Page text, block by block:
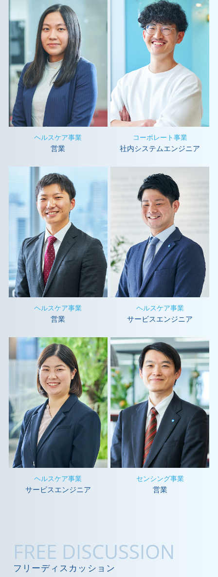
ヘルスケア事業
営業
ヘルスケア事業
営業
ヘルスケア事業
サービスエンジニア
ヘルスケア事業
サービスエンジニア
センシング事業
営業
コーポレート事業
社内システムエンジニア
FREE DISCUSSION
フリーディスカッション